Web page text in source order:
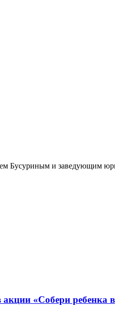
Бусуриным и заведующим
«Собери ребенка